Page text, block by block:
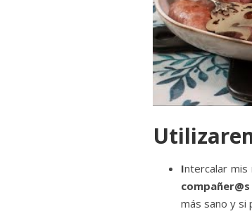
Intercalar mis
más sano y si